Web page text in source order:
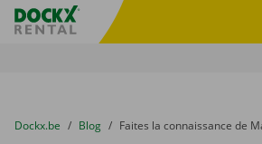
sitename
You are here:
du
Dockx.be to
Blog to
Faites la connaissance de